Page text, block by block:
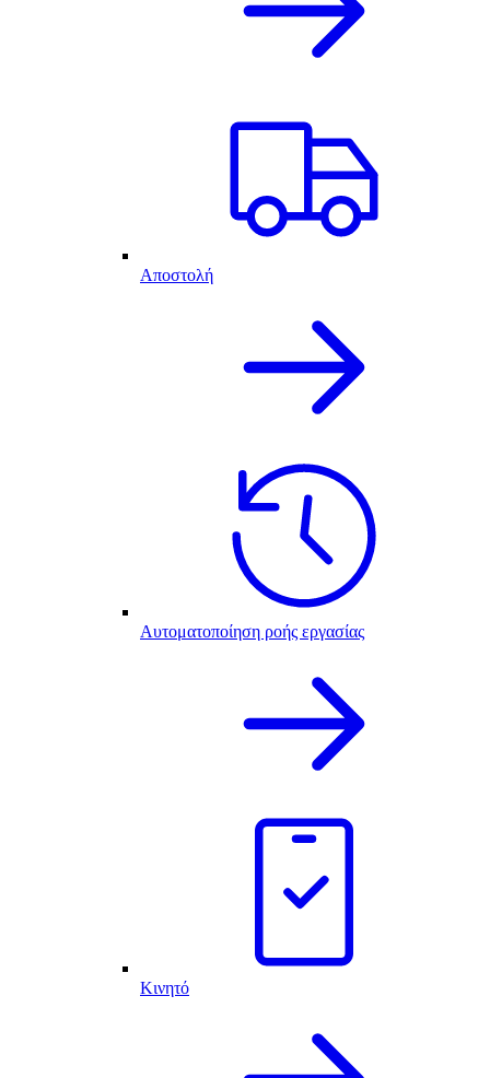
Αποστολή
Αυτοματοποίηση ροής εργασίας
Κινητό